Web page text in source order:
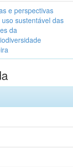
e perspectivas
sustentável das
da